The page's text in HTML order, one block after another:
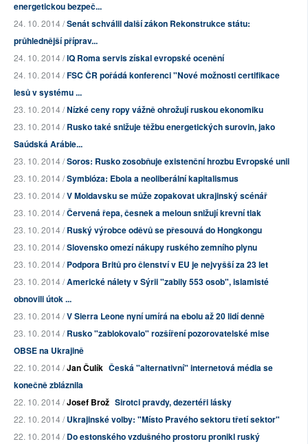
energetickou bezpeč...
24. 10. 2014 /Senát schválil další zákon Rekonstrukce státu:
průhlednější příprav...
24. 10. 2014 /IQ Roma servis získal evropské ocenění
24. 10. 2014 /FSC ČR pořádá konferenci "Nové možnosti certifikace
lesů v systému ...
23. 10. 2014 /Nízké ceny ropy vážně ohrožují ruskou ekonomiku
23. 10. 2014 /Rusko také snižuje těžbu energetických surovin, jako
Saúdská Arábie...
23. 10. 2014 /Soros: Rusko zosobňuje existenční hrozbu Evropské unii
23. 10. 2014 /Symbióza: Ebola a neoliberální kapitalismus
23. 10. 2014 /V Moldavsku se může zopakovat ukrajinský scénář
23. 10. 2014 /Červená řepa, česnek a meloun snižují krevní tlak
23. 10. 2014 /Ruský výrobce oděvů se přesouvá do Hongkongu
23. 10. 2014 /Slovensko omezí nákupy ruského zemního plynu
23. 10. 2014 /Podpora Britů pro členství v EU je nejvyšší za 23 let
23. 10. 2014 /Americké nálety v Sýrii "zabily 553 osob", islamisté
obnovili útok ...
23. 10. 2014 /V Sierra Leone nyní umírá na ebolu až 20 lidí denně
23. 10. 2014 /Rusko "zablokovalo" rozšíření pozorovatelské mise
OBSE na Ukrajině
22. 10. 2014 /Jan Čulík Česká "alternativní" internetová média se
konečně zbláznila
22. 10. 2014 /Josef Brož Sirotci pravdy, dezertéři lásky
22. 10. 2014 /Ukrajinské volby: "Místo Pravého sektoru třetí sektor"
22. 10. 2014 /Do estonského vzdušného prostoru pronikl ruský